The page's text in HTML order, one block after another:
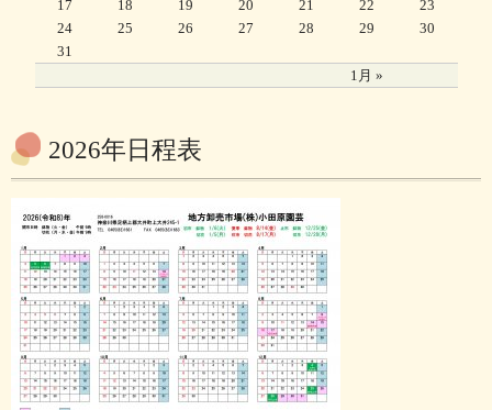
1月 »
17
18 19 20 21 22
23
24
25 26 27 28 29
30
31
2026年日程表